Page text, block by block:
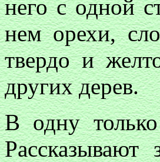
него с одной
нем орехи,
твердо и
других дерев.
В одну